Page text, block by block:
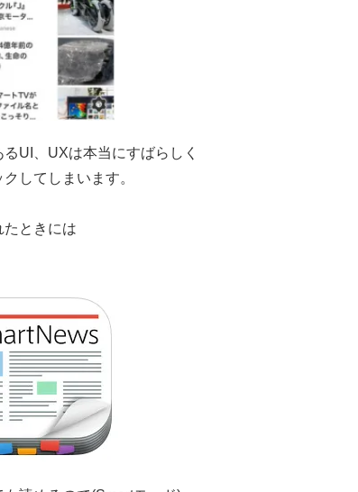
UI、UXは本当にすばらしく
してしまいます。
たときには